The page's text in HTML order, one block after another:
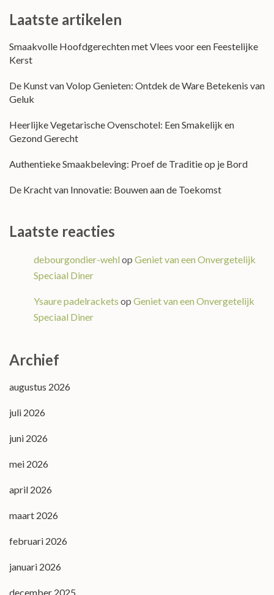
Laatste artikelen
Smaakvolle Hoofdgerechten met Vlees voor een Feestelijke
Kerst
De Kunst van Volop Genieten: Ontdek de Ware Betekenis van
Geluk
Heerlijke Vegetarische Ovenschotel: Een Smakelijk en
Gezond Gerecht
Authentieke Smaakbeleving: Proef de Traditie op je Bord
De Kracht van Innovatie: Bouwen aan de Toekomst
Laatste reacties
debourgondier-wehl op Geniet van een Onvergetelijk
Speciaal Diner
Ysaure padelrackets op Geniet van een Onvergetelijk
Speciaal Diner
Archief
augustus 2026
juli 2026
juni 2026
mei 2026
april 2026
maart 2026
februari 2026
januari 2026
december 2025